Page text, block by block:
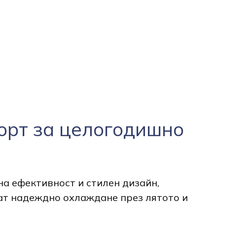
за целогодишно
ефективност и стилен дизайн,
надеждно охлаждане през лятото и